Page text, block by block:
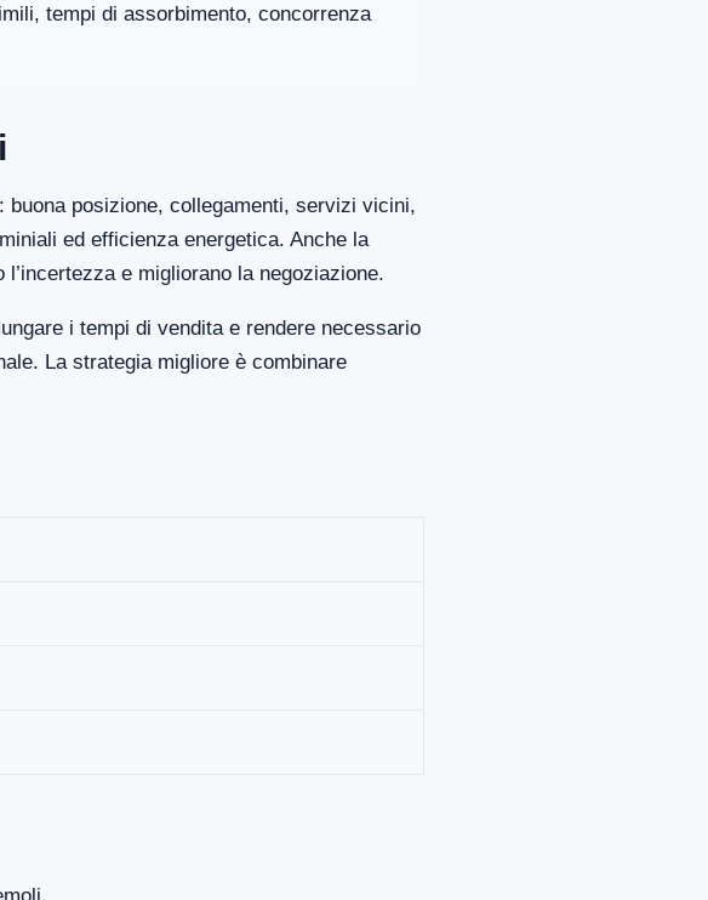
tempi di assorbimento, concorrenza
posizione, collegamenti, servizi vicini,
ed efficienza energetica. Anche la
e migliorano la negoziazione.
i tempi di vendita e rendere necessario
La strategia migliore è combinare